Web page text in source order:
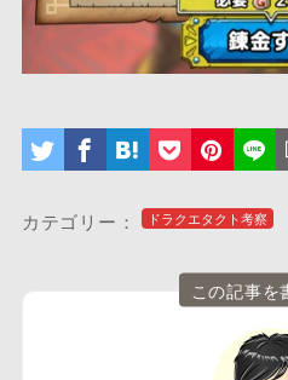
カテゴリー： ドラクエタクト考察
この記事を